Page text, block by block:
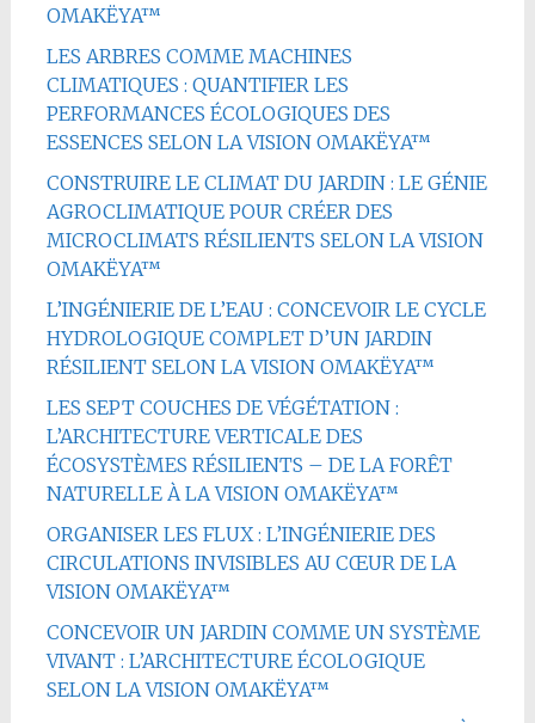
OMAKËYA™
LES ARBRES COMME MACHINES
CLIMATIQUES : QUANTIFIER LES
PERFORMANCES ÉCOLOGIQUES DES
ESSENCES SELON LA VISION OMAKËYA™
CONSTRUIRE LE CLIMAT DU JARDIN : LE GÉNIE
AGROCLIMATIQUE POUR CRÉER DES
MICROCLIMATS RÉSILIENTS SELON LA VISION
OMAKËYA™
L’INGÉNIERIE DE L’EAU : CONCEVOIR LE CYCLE
HYDROLOGIQUE COMPLET D’UN JARDIN
RÉSILIENT SELON LA VISION OMAKËYA™
LES SEPT COUCHES DE VÉGÉTATION :
L’ARCHITECTURE VERTICALE DES
ÉCOSYSTÈMES RÉSILIENTS – DE LA FORÊT
NATURELLE À LA VISION OMAKËYA™
ORGANISER LES FLUX : L’INGÉNIERIE DES
CIRCULATIONS INVISIBLES AU CŒUR DE LA
VISION OMAKËYA™
CONCEVOIR UN JARDIN COMME UN SYSTÈME
VIVANT : L’ARCHITECTURE ÉCOLOGIQUE
SELON LA VISION OMAKËYA™